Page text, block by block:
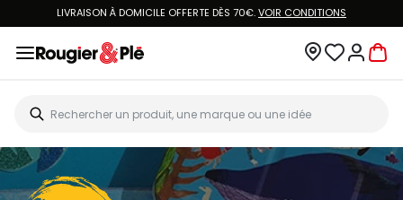
LIVRAISON À DOMICILE OFFERTE DÈS 70€.VOIR CONDITIONS